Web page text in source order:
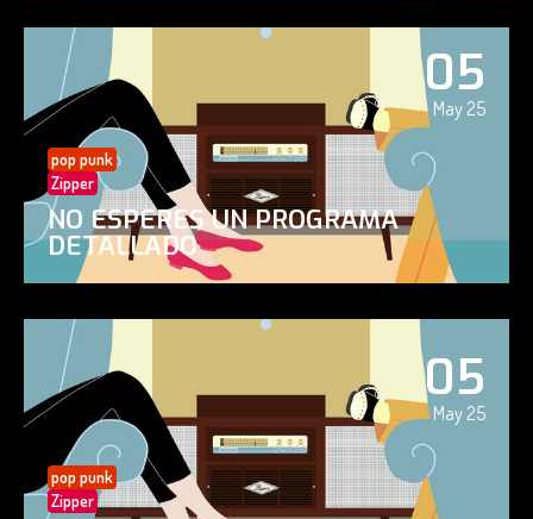
05
May 25
pop punk
Zipper
NO ESPERES UN PROGRAMA
DETALLADO
05
May 25
pop punk
Zipper